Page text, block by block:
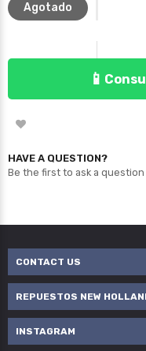
Agotado
📱
HAVE A QUESTION?
Be the first to ask a
CONTACT US
REPUESTOS NEW
INSTAGRAM